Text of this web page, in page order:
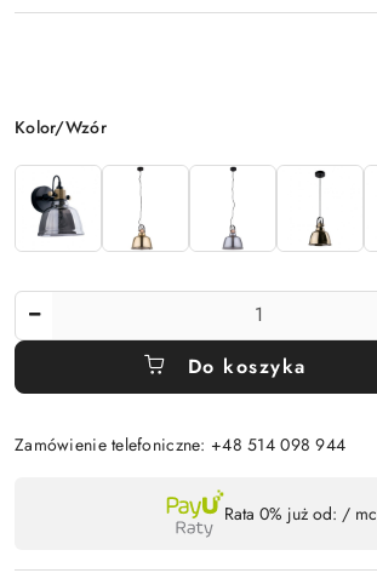
Wariant
Kolor/Wzór
Do koszyka
Zamówienie telefoniczne: +48 514 098 944
płatność
Rata 0% już od: / mc